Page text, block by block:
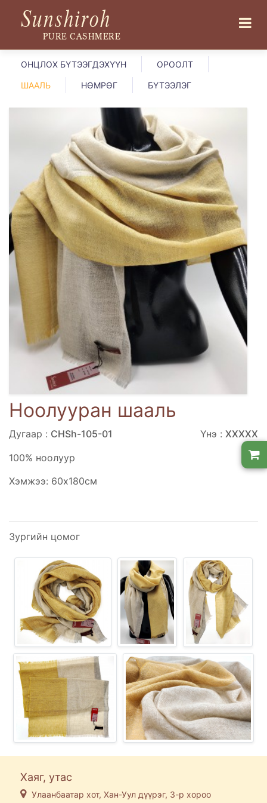
Sunshiroh
PURE CASHMERE
ОНЦЛОХ БҮТЭЭГДЭХҮҮН ОРООЛТ
ШААЛЬ НӨМРӨГ БҮТЭЭЛЭГ
Ноолууран шааль
Дугаар : CHSh-105-01 Үнэ : XXXXX
100% ноолуур
Хэмжээ: 60х180см
Зургийн цомог
Хаяг, утас
Улаанбаатар хот, Хан-Уул дүүрэг, 3-р хороо